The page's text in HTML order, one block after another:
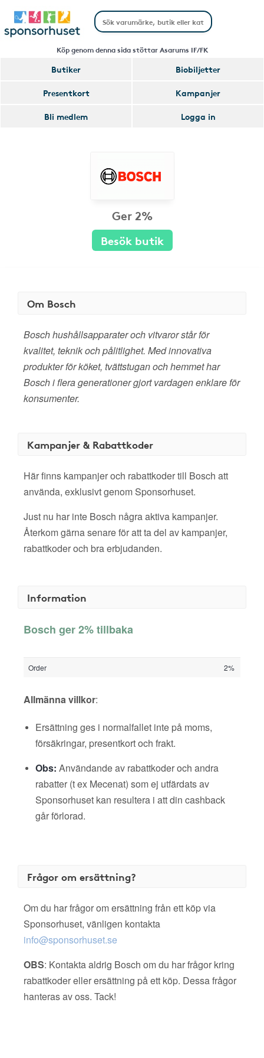
Köp genom denna sida stöttar Asarums IF/FK
Butiker
Biobiljetter
Presentkort
Kampanjer
Bli medlem
Logga in
Ger 2%
Besök butik
Om Bosch
Bosch hushållsapparater och vitvaror står för
kvalitet, teknik och pålitlighet. Med innovativa
produkter för köket, tvättstugan och hemmet har
Bosch i flera generationer gjort vardagen enklare för
konsumenter.
Kampanjer & Rabattkoder
Här finns kampanjer och rabattkoder till Bosch att
använda, exklusivt genom Sponsorhuset.
Just nu har inte Bosch några aktiva kampanjer.
Återkom gärna senare för att ta del av kampanjer,
rabattkoder och bra erbjudanden.
Information
Bosch ger 2% tillbaka
Order 2%
Allmänna villkor:
Ersättning ges i normalfallet inte på moms,
försäkringar, presentkort och frakt.
Obs: Användande av rabattkoder och andra
rabatter (t ex Mecenat) som ej utfärdats av
Sponsorhuset kan resultera i att din cashback
går förlorad.
Frågor om ersättning?
Om du har frågor om ersättning från ett köp via
Sponsorhuset, vänligen kontakta
info@sponsorhuset.se
OBS: Kontakta aldrig Bosch om du har frågor kring
rabattkoder eller ersättning på ett köp. Dessa frågor
hanteras av oss. Tack!